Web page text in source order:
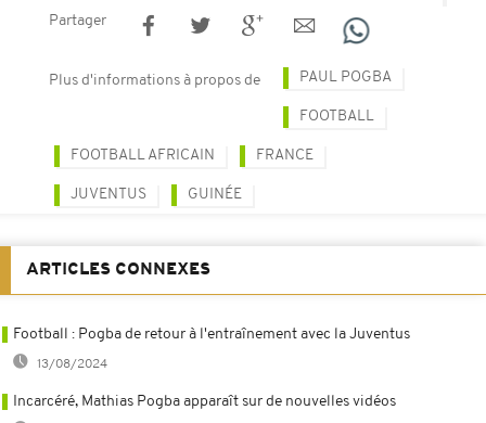
Partager
Plus d'informations à propos de PAUL POGBA
FOOTBALL
FOOTBALL AFRICAIN FRANCE
JUVENTUS GUINÉE
ARTICLES CONNEXES
Football : Pogba de retour à l'entraînement avec la Juventus
13/08/2024
Incarcéré, Mathias Pogba apparaît sur de nouvelles vidéos